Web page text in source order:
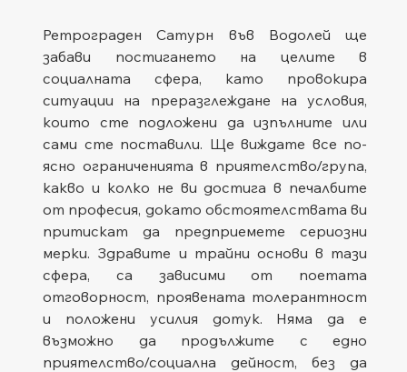
Ретрограден Сатурн във Водолей ще
забави постигането на целите в
социалната сфера, като провокира
ситуации на преразглеждане на условия,
които сте подложени да изпълните или
сами сте поставили. Ще виждате все по-
ясно ограниченията в приятелство/група,
какво и колко не ви достига в печалбите
от професия, докато обстоятелствата ви
притискат да предприемете сериозни
мерки. Здравите и трайни основи в тази
сфера, са зависими от поетата
отговорност, проявената толерантност
и положени усилия дотук. Няма да е
възможно да продължите с едно
приятелство/социална дейност, без да